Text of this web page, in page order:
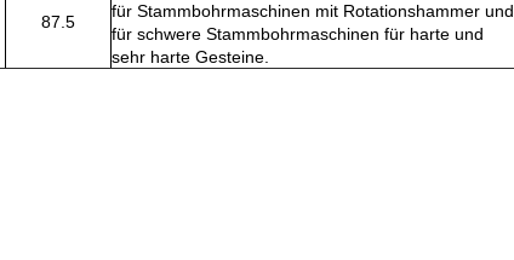
87.5
für Stammbohrmaschinen mit Rotationshammer und
für schwere Stammbohrmaschinen für harte und
sehr harte Gesteine.